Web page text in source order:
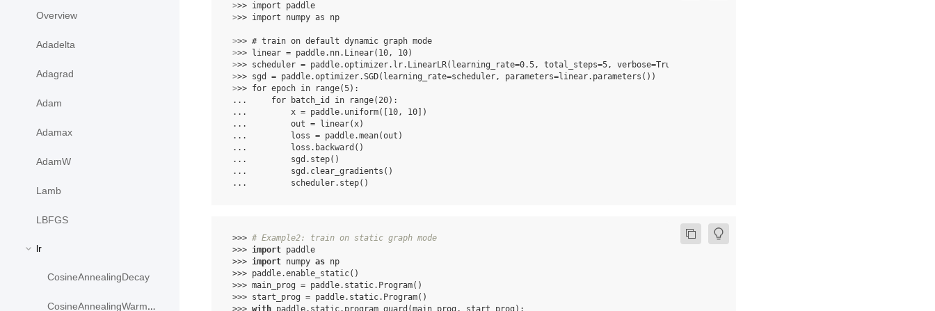
Overview
Adadelta
Adagrad
Adam
Adamax
AdamW
Lamb
LBFGS
lr
CosineAnnealingDecay
CosineAnnealingWarmRestarts
>>> import
paddle
>>> import numpy as np
>>> # train on default dynamic graph mode
>>> linear = paddle. nn. Linear( 10, 10)
>>> scheduler = paddle.optimizer. lr. LinearLR( learning_rate=0.5, total_steps=5, verbose=True
>>> sgd = paddle.optimizer.SGD( learning_rate=scheduler, parameters=linear. parameters ())
>>> for epoch in range(5):
...
for batch_id in range( 20):
...
x = paddle. uniform([ 10, 10 ])
...
out = linear(x)
...
loss = paddle.mean(out )
...
loss . backward ()
...
sgd . step()
...
sgd . clear_gradients ()
...
scheduler. step()
>>> # Example2: train on static graph mode
>>> import paddle
>>> import numpy as np
>>> paddle.enable_static()
>>> main_prog = paddle. static. Program()
>>> start_prog = paddle. static. Program()
>>> with paddle. static. program_guard (main_prog , start_prog ):